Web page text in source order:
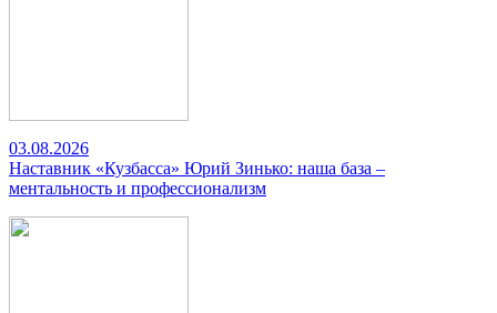
03.08.2026
Наставник «Кузбасса» Юрий Зинько: наша база –
ментальность и профессионализм